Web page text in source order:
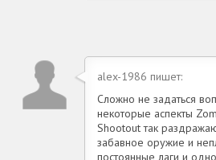
alex-1986 пишет:
Сложно не задаться
некоторые аспекты
Shootout так
забавное оружие и
постоянные лаги и